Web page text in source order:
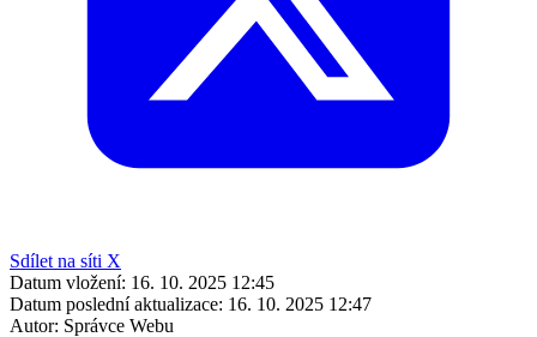
Sdílet na síti X
Datum vložení: 16. 10. 2025 12:45
Datum poslední aktualizace: 16. 10. 2025 12:47
Autor: Správce Webu